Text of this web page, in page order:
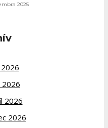
2025
2026
2026
2026